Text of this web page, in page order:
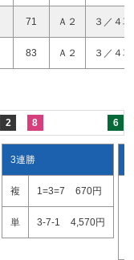
71 Ａ２ ３／４
83 Ａ２ ３／４
2 8 6
3連勝
複 1=3=7 670円
単 3-7-1 4,570円